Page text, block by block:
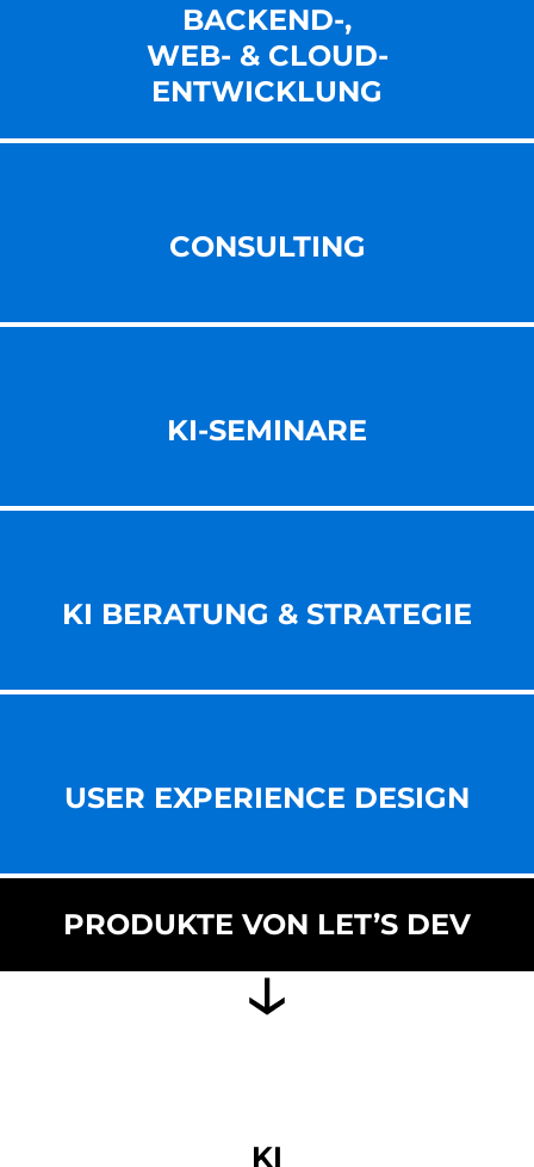
BACKEND-,
WEB- & CLOUD-
ENT­WICKLUNG
CONSULTING
KI-SEMINARE
KI BERATUNG & STRATEGIE
USER EXPERIENCE DESIGN
PRODUKTE VON LET’S DEV
KI